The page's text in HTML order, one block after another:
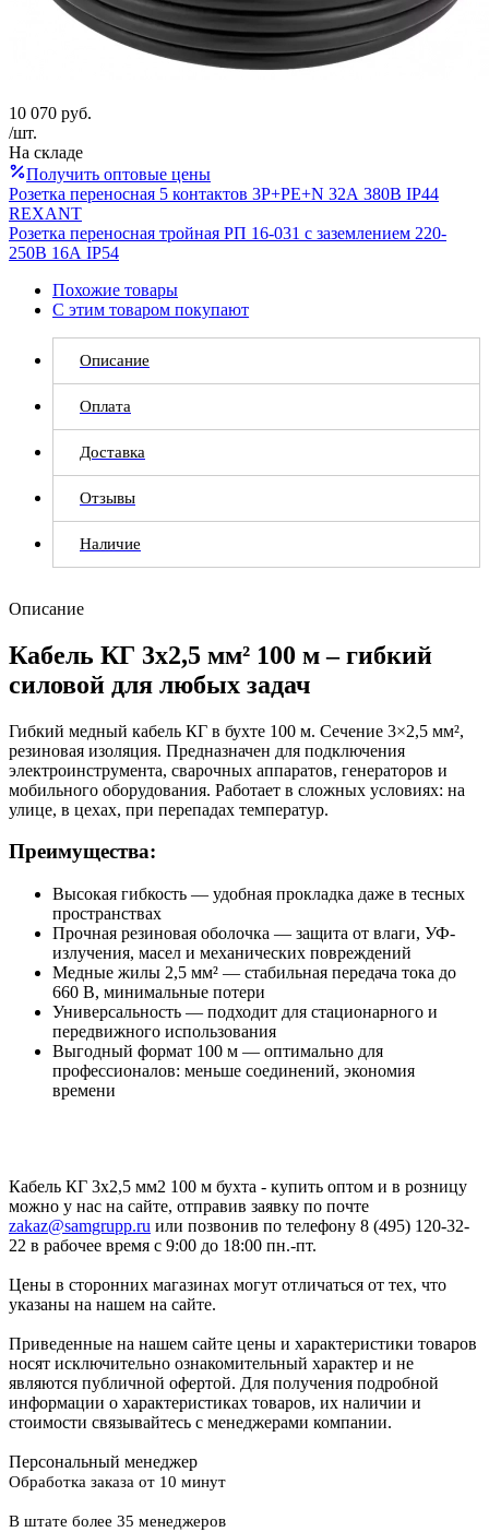
10 070 руб.
/шт.
На складе
Получить оптовые цены
Розетка переносная 5 контактов 3Р+РЕ+N 32А 380В IP44
REXANT
Розетка переносная тройная РП 16-031 с заземлением 220-
250В 16А IP54
Похожие товары
С этим товаром покупают
Описание
Оплата
Доставка
Отзывы
Наличие
Описание
Кабель КГ 3х2,5 мм² 100 м – гибкий
силовой для любых задач
Гибкий медный кабель КГ в бухте 100 м. Сечение 3×2,5 мм²,
резиновая изоляция. Предназначен для подключения
электроинструмента, сварочных аппаратов, генераторов и
мобильного оборудования. Работает в сложных условиях: на
улице, в цехах, при перепадах температур.
Преимущества:
Высокая гибкость — удобная прокладка даже в тесных
пространствах
Прочная резиновая оболочка — защита от влаги, УФ-
излучения, масел и механических повреждений
Медные жилы 2,5 мм² — стабильная передача тока до
660 В, минимальные потери
Универсальность — подходит для стационарного и
передвижного использования
Выгодный формат 100 м — оптимально для
профессионалов: меньше соединений, экономия
времени
Кабель КГ 3х2,5 мм2 100 м бухта - купить оптом и в розницу
можно у нас на сайте, отправив заявку по почте
zakaz@samgrupp.ru или позвонив по телефону 8 (495) 120-32-
22 в рабочее время с 9:00 до 18:00 пн.-пт.
Цены в сторонних магазинах могут отличаться от тех, что
указаны на нашем на сайте.
Приведенные на нашем сайте цены и характеристики товаров
носят исключительно ознакомительный характер и не
являются публичной офертой. Для получения подробной
информации о характеристиках товаров, их наличии и
стоимости связывайтесь с менеджерами компании.
Персональный менеджер
Обработка заказа от 10 минут
В штате более 35 менеджеров